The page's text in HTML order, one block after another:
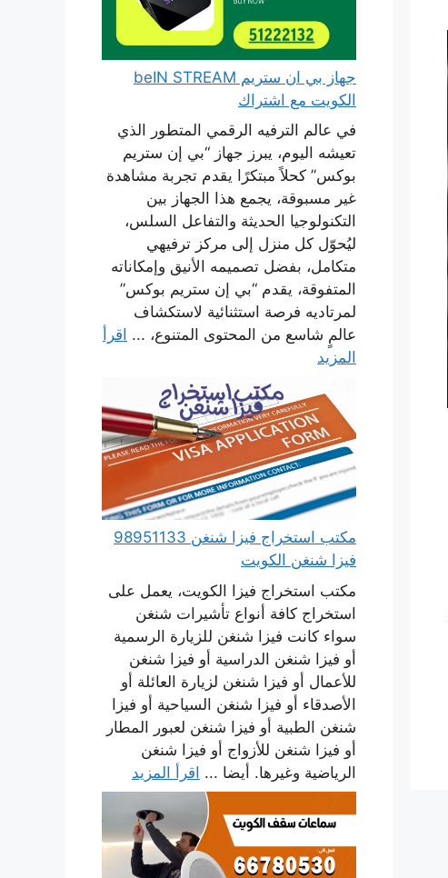
جهاز بي ان ستريم beIN STREAM
الكويت مع اشتراك
في عالم الترفيه الرقمي المتطور الذي
تعيشه اليوم، يبرز جهاز “بي إن ستريم
بوكس” كحلاً مبتكرًا يقدم تجربة مشاهدة
غير مسبوقة، يجمع هذا الجهاز بين
التكنولوجيا الحديثة والتفاعل السلس،
ليُحوّل كل منزل إلى مركز ترفيهي
متكامل، بفضل تصميمه الأنيق وإمكاناته
المتفوقة، يقدم “بي إن ستريم بوكس”
لمرتاديه فرصة استثنائية لاستكشاف
عالمٍ شاسع من المحتوى المتنوع، ... اقرأ
المزيد
مكتب استخراج فيزا شنغن 98951133
فيزا شنغن الكويت
مكتب استخراج فيزا الكويت، يعمل على
استخراج كافة أنواع تأشيرات شنغن
سواء كانت فيزا شنغن للزيارة الرسمية
أو فيزا شنغن الدراسية أو فيزا شنغن
للأعمال أو فيزا شنغن لزيارة العائلة أو
الأصدقاء أو فيزا شنغن السياحية أو فيزا
شنغن الطبية أو فيزا شنغن لعبور المطار
أو فيزا شنغن للأزواج أو فيزا شنغن
الرياضية وغيرها. أيضا ... اقرأ المزيد